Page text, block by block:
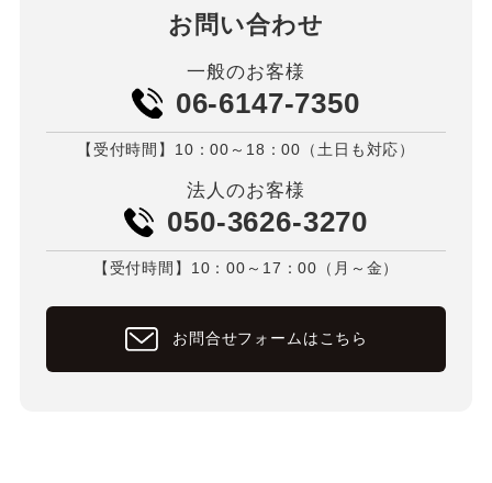
お問い合わせ
一般のお客様
06-6147-7350
【受付時間】10：00～18：00（土日も対応）
法人のお客様
050-3626-3270
【受付時間】10：00～17：00（月～金）
お問合せフォームはこちら